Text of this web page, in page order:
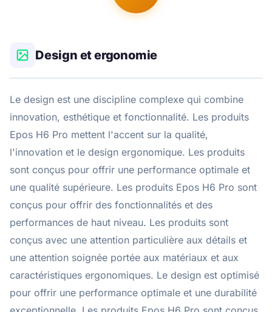
Design et ergonomie
Le design est une discipline complexe qui combine
innovation, esthétique et fonctionnalité. Les produits
Epos H6 Pro mettent l'accent sur la qualité,
l'innovation et le design ergonomique. Les produits
sont conçus pour offrir une performance optimale et
une qualité supérieure. Les produits Epos H6 Pro sont
conçus pour offrir des fonctionnalités et des
performances de haut niveau. Les produits sont
conçus avec une attention particulière aux détails et
une attention soignée portée aux matériaux et aux
caractéristiques ergonomiques. Le design est optimisé
pour offrir une performance optimale et une durabilité